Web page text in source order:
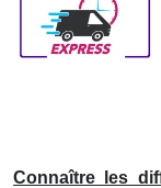
Connaître les